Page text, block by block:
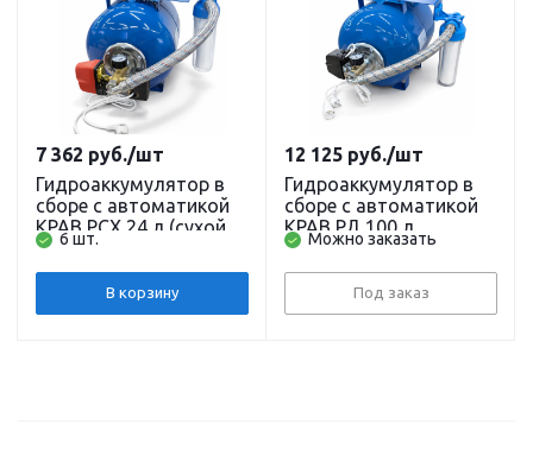
Гидроаккумулятор в
сборе с автоматикой
КРАВ РСХ 24 л (сухой
ход, давление, фильтр,
гидробак)
6 шт.
7 362 руб./шт
В корзину
Гидроаккумулятор в
сборе с автоматикой
КРАВ РД 100 л
(давление, фильтр,
гидробак)
Можно заказать
12 125 руб./шт
Под заказ